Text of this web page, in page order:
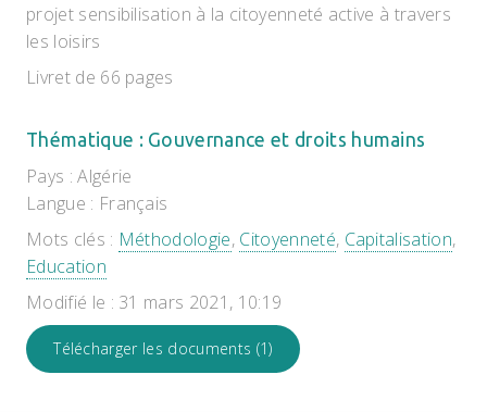
projet sensibilisation à la citoyenneté active à travers
les loisirs
Livret de 66 pages
Thématique : Gouvernance et droits humains
Pays : Algérie
Langue : Français
Mots clés : Méthodologie, Citoyenneté, Capitalisation,
Education
Modifié le : 31 mars 2021, 10:19
Télécharger les documents (1)